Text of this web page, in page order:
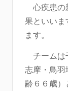
心疾患の
果といい
ます。
チームは
志摩・鳥
齢６６歳）